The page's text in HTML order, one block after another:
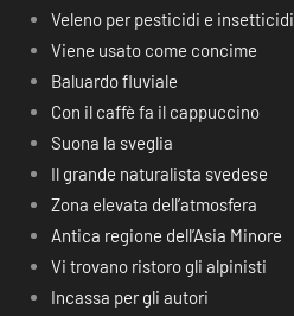
Veleno per pesticidi e insetticidi
Viene usato come concime
Baluardo fluviale
Con il caffè fa il cappuccino
Suona la sveglia
Il grande naturalista svedese
Zona elevata dell’atmosfera
Antica regione dell’Asia Minore
Vi trovano ristoro gli alpinisti
Incassa per gli autori